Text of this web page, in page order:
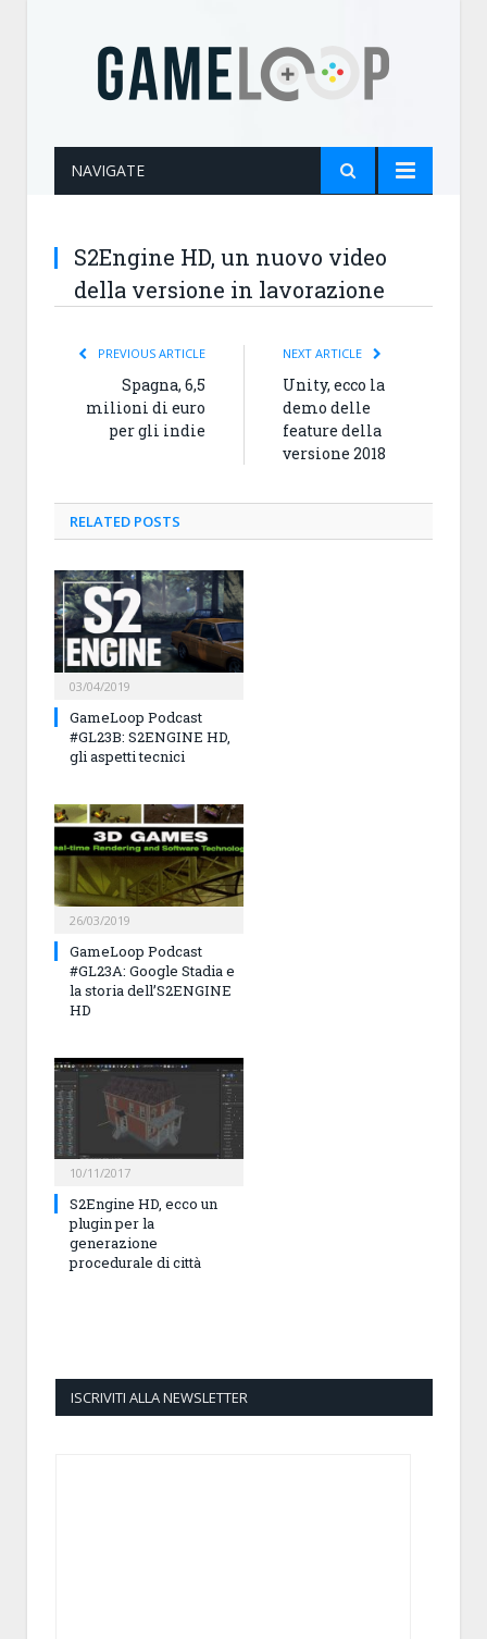
NAVIGATE
S2Engine HD, un nuovo video
della versione in lavorazione
PREVIOUS ARTICLE
Spagna, 6,5
milioni di euro
per gli indie
NEXT ARTICLE
Unity, ecco la
demo delle
feature della
versione 2018
RELATED POSTS
03/04/2019
GameLoop Podcast
#GL23B: S2ENGINE HD,
gli aspetti tecnici
26/03/2019
GameLoop Podcast
#GL23A: Google Stadia e
la storia dell’S2ENGINE
HD
10/11/2017
S2Engine HD, ecco un
plugin per la
generazione
procedurale di città
ISCRIVITI ALLA NEWSLETTER